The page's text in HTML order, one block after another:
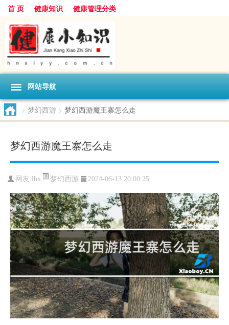
首 页 健康知识 健康管理分类
网站导航
> 梦幻西游 > 梦幻西游魔王寨怎么走
梦幻西游魔王寨怎么走
网友: lhx 梦幻西游 2024-06-13 20:00:25